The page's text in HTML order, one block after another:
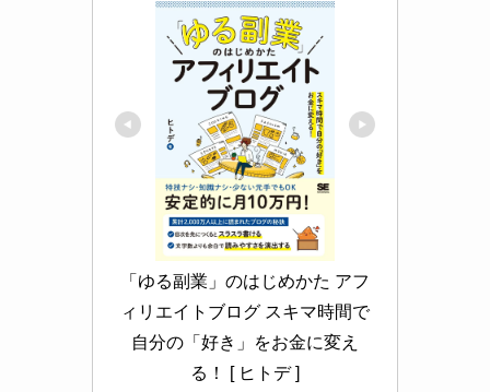
「ゆる副業」のはじめかた アフ
ィリエイトブログ スキマ時間で
自分の「好き」をお金に変え
る！ [ ヒトデ ]